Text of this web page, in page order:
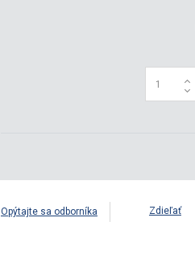
Opýtajte sa odborníka Zdieľať